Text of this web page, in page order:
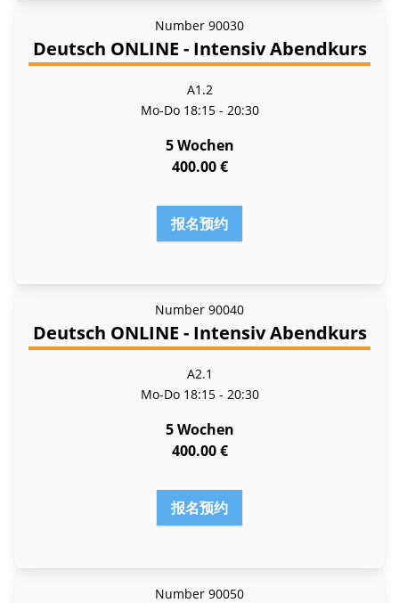
Number 90030
Deutsch ONLINE - Intensiv Abendkurs
A1.2
Mo-Do 18:15 - 20:30
5 Wochen
400.00 €
报名预约
Number 90040
Deutsch ONLINE - Intensiv Abendkurs
A2.1
Mo-Do 18:15 - 20:30
5 Wochen
400.00 €
报名预约
Number 90050